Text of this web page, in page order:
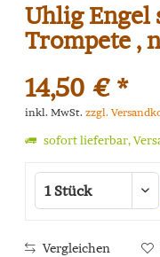
Uhlig Engel
Trompete ,
14,50 € *
inkl. MwSt. zzgl.
sofort lieferbar,
Vergleichen